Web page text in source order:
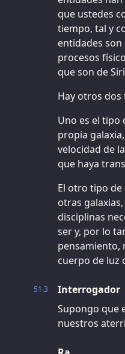
que ustedes
tiempo, tal y
entidades
procesos
que son de
Hay otros dos
Uno es el tipo
propia
velocidad de
que haya
El otro tipo de
otras
disciplinas
ser y, por lo
pensamiento,
cuerpo de luz
51.3
Interrogador
Supongo que
nuestros